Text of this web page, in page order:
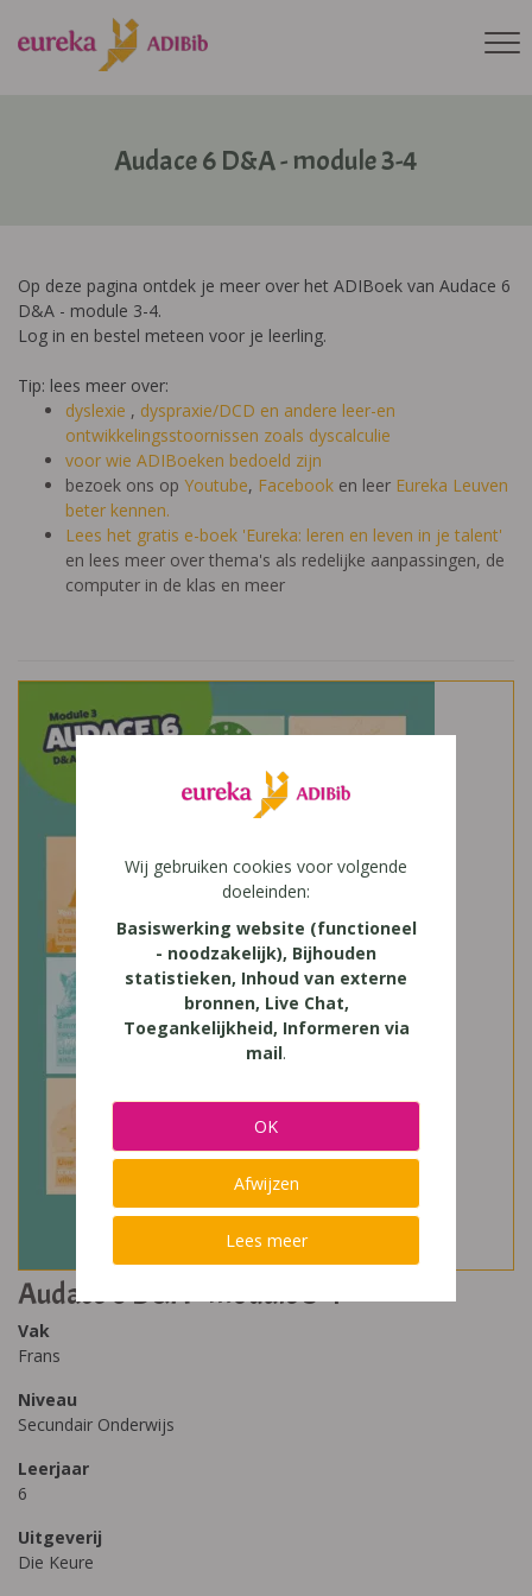
Audace 6 D&A - module 3-4
Op deze pagina ontdek je meer over het ADIBoek van Audace 6
D&A - module 3-4.
Log in en bestel meteen voor je leerling.
Tip: lees meer over:
dyslexie , dyspraxie/DCD en andere leer-en
ontwikkelingsstoornissen zoals dyscalculie
voor wie ADIBoeken bedoeld zijn
bezoek ons op Youtube, Facebook en leer Eureka Leuven
beter kennen.
Lees het gratis e-boek 'Eureka: leren en leven in je talent'
en lees meer over thema's als redelijke aanpassingen, de
computer in de klas en meer
Audace 6 D&A - module 3-4
Vak
Frans
Niveau
Secundair Onderwijs
Leerjaar
6
Uitgeverij
Die Keure
Wij gebruiken cookies voor volgende
doeleinden:
Basiswerking website (functioneel
- noodzakelijk), Bijhouden
statistieken, Inhoud van externe
bronnen, Live Chat,
Toegankelijkheid, Informeren via
mail.
OK
Afwijzen
Lees meer